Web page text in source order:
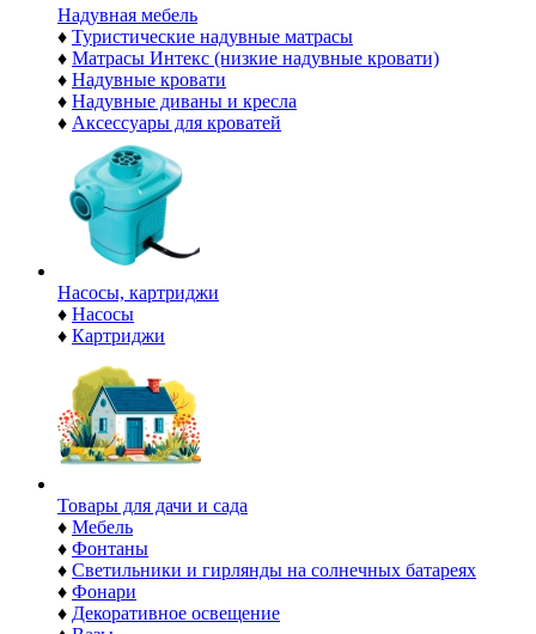
Надувная мебель
♦ Туристические надувные матрасы
♦ Матрасы Интекс (низкие надувные кровати)
♦ Надувные кровати
♦ Надувные диваны и кресла
♦ Аксессуары для кроватей
Насосы, картриджи
♦ Насосы
♦ Картриджи
Товары для дачи и сада
♦ Мебель
♦ Фонтаны
♦ Светильники и гирлянды на солнечных батареях
♦ Фонари
♦ Декоративное освещение